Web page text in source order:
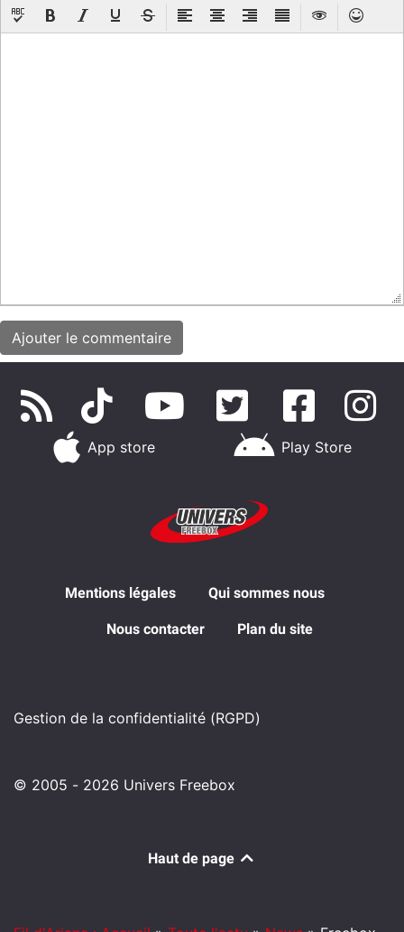
App store Play Store
Mentions légales Qui sommes nous
Nous contacter Plan du site
Gestion de la confidentialité (RGPD)
© 2005 - 2026 Univers Freebox
Haut de page